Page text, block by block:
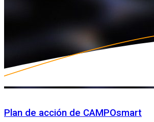
Plan de acción de CAMPOsmart